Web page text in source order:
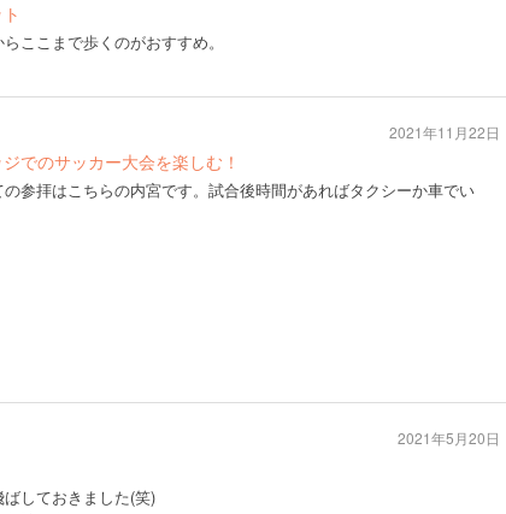
ここまで歩くのがおすすめ。
でのサッカー大会を楽しむ！
参拝はこちらの内宮です。試合後時間があればタクシーか車でい
2021年11月22日
しておきました(笑)
2021年5月20日